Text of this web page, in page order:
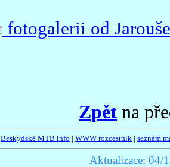
fotogalerii od Jarouše
Zpět na
Beskydské MTB info | WWW rozcestník | seznam
Aktualizace: 04/